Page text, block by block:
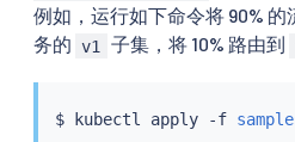
例如，运行如下命令将 90% 的
务的 v1 子集，将 10% 路由到
$ kubectl apply -f